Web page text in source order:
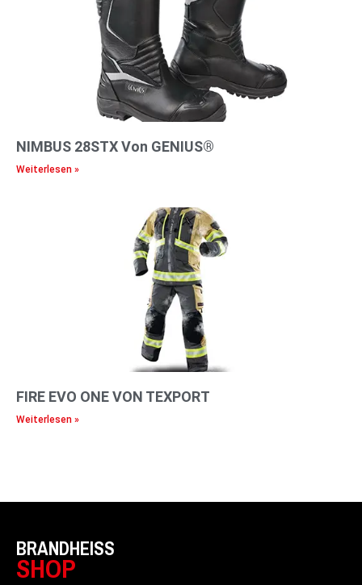
NIMBUS 28STX Von GENIUS®
Weiterlesen »
FIRE EVO ONE VON TEXPORT
Weiterlesen »
BRANDHEISS
SHOP